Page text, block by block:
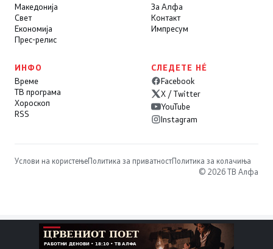
Македонија
Свет
Економија
Прес-релис
За Алфа
Контакт
Импресум
ИНФО
Време
ТВ програма
Хороскоп
RSS
СЛЕДЕТЕ НÉ
Facebook
X / Twitter
YouTube
Instagram
Услови на користењеПолитика за приватностПолитика за колачиња
© 2026 ТВ Алфа